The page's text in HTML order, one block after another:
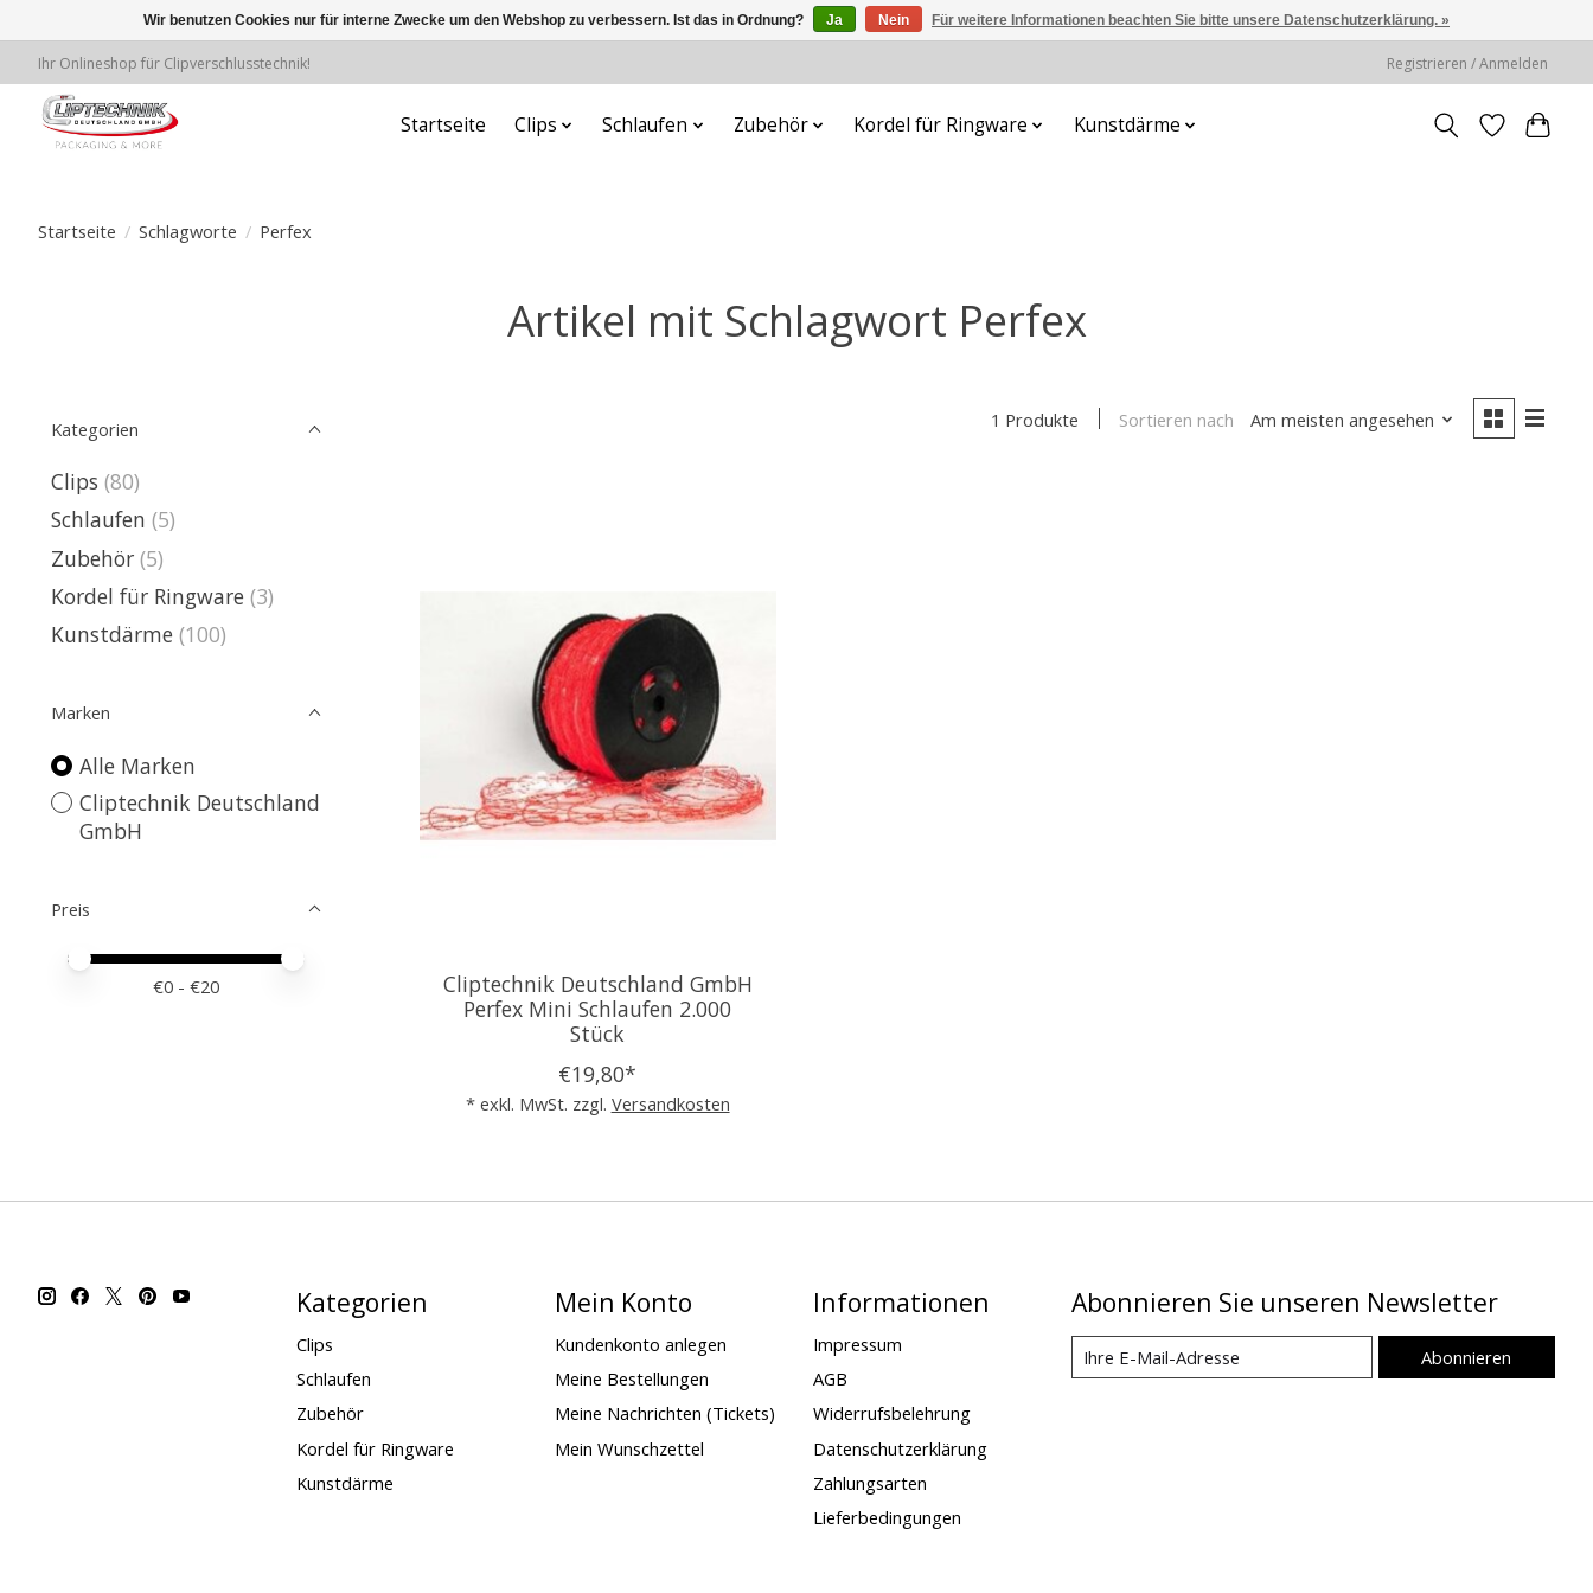
Ihr Onlineshop für Clipverschlusstechnik! Registrieren / Anmelden
Startseite Clips Schlaufen Zubehör Kordel für Ringware Kunstdärme
Startseite / Schlagworte / Perfex
Artikel mit Schlagwort Perfex
Kategorien
Clips (80)
Schlaufen (5)
Zubehör (5)
Kordel für Ringware (3)
Kunstdärme (100)
Marken
Alle Marken
Cliptechnik Deutschland
GmbH
Preis
Preis – Mindestwert
Price maximum value
€0 - €20
1 Produkte Sortieren nach Am meisten angesehen
Cliptechnik Deutschland GmbH
Perfex Mini Schlaufen 2.000
Stück
€19,80*
* exkl. MwSt. zzgl. Versandkosten
Kategorien
Clips
Schlaufen
Zubehör
Kordel für Ringware
Kunstdärme
Mein Konto
Kundenkonto anlegen
Meine Bestellungen
Meine Nachrichten (Tickets)
Mein Wunschzettel
Informationen
Impressum
AGB
Widerrufsbelehrung
Datenschutzerklärung
Zahlungsarten
Lieferbedingungen
Abonnieren Sie unseren Newsletter
Abonnieren
Wir benutzen Cookies nur für interne Zwecke um den Webshop zu verbessern. Ist das in Ordnung? Ja Nein Für weitere Informationen beachten Sie bitte unsere Datenschutzerklärung. »